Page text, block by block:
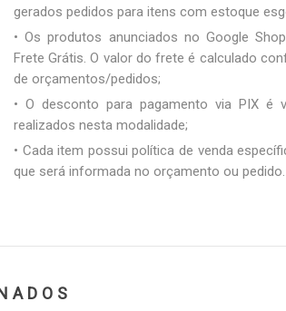
gerados pedidos para itens com estoque
• Os produtos anunciados no Google
Frete Grátis. O valor do frete é calculado
de orçamentos/pedidos;
• O desconto para pagamento via PIX é
realizados nesta modalidade;
• Cada item possui política de venda
que será informada no orçamento ou pedido.